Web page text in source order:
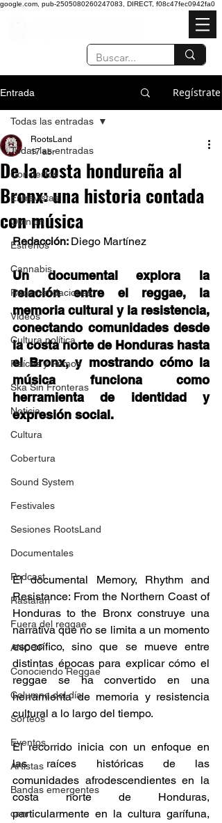
google.com, pub-2505080260247083, DIRECT, f08c47fec0942fa0
Entrada Regístrate
Todas las entradas
Conciertos
Entrevistas
Opinión
Estrenos
Cannabis
Recomendaciones
Videos
Cultura política
Raíces y Ritmos
Ska Sin Fronteras
Noticia
Cultura
Cobertura
Sound System
Festivales
Sesiones RootsLand
Documentales
Podcast
Rastafari
Fuera del reggae
ANCOP
Conociendo Reggae
Columna del día
Sorteos
Eventos
Artistas
Bandas emergentes
cann
Todas las entradas
De la costa hondureña al
Bronx: una historia contada
con música
RootsLand
17 abr
Redacción: Diego Martínez
Un documental explora la
relación entre el reggae, la
memoria cultural y la resistencia,
conectando comunidades desde
la costa norte de Honduras hasta
el Bronx, y mostrando cómo la
música funciona como
herramienta de identidad y
expresión social.
El documental Memory, Rhythm and
Resistance: From the Northern Coast of
Honduras to the Bronx construye una
narrativa que no se limita a un momento
específico, sino que se mueve entre
distintas épocas para explicar cómo el
reggae se ha convertido en una
herramienta de memoria y resistencia
cultural a lo largo del tiempo.
El recorrido inicia con un enfoque en
las raíces históricas de las
comunidades afrodescendientes en la
costa norte de Honduras,
particularmente en la cultura garífuna,